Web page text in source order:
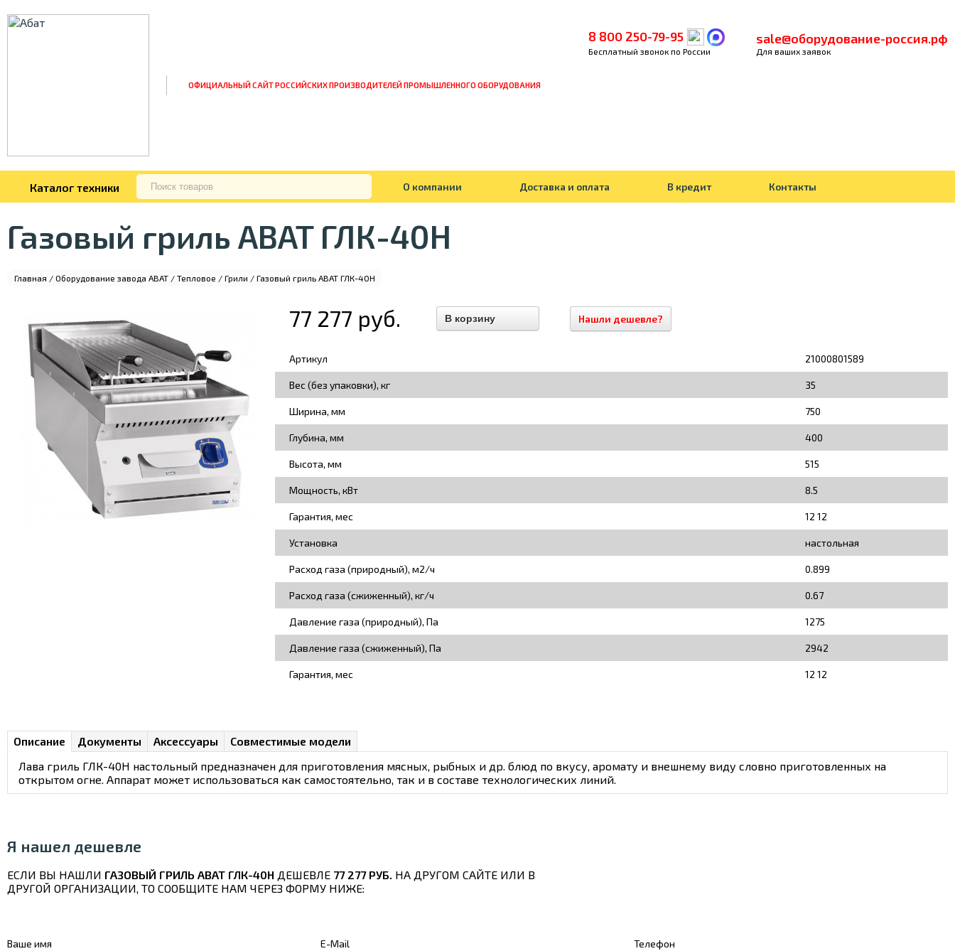
ОФИЦИАЛЬНЫЙ САЙТ РОССИЙСКИХ ПРОИЗВОДИТЕЛЕЙ ПРОМЫШЛЕННОГО ОБОРУДОВАНИЯ
8 800 250-79-95
Бесплатный звонок по России
sale@оборудование-россия.рф
Для ваших заявок
Каталог техники О компании Доставка и оплата В кредит Контакты
Газовый гриль ABAT ГЛК-40Н
Главная / Оборудование завода ABAT / Тепловое / Грили / Газовый гриль ABAT ГЛК-40Н
77 277 руб. Нашли дешевле?
Артикул 21000801589
Вес (без упаковки), кг 35
Ширина, мм 750
Глубина, мм 400
Высота, мм 515
Мощность, кВт 8.5
Гарантия, мес 12 12
Установка настольная
Расход газа (природный), м2/ч 0.899
Расход газа (сжиженный), кг/ч 0.67
Давление газа (природный), Па 1275
Давление газа (сжиженный), Па 2942
Гарантия, мес 12 12
Описание Документы Аксессуары
Совместимые модели
Лава гриль ГЛК-40Н настольный предназначен для приготовления мясных, рыбных и др. блюд по вкусу, аромату и внешнему виду словно приготовленных на
открытом огне. Аппарат может использоваться как самостоятельно, так и в составе технологических линий.
Я нашел дешевле
ЕСЛИ ВЫ НАШЛИ ГАЗОВЫЙ ГРИЛЬ ABAT ГЛК-40Н ДЕШЕВЛЕ 77 277 РУБ. НА ДРУГОМ САЙТЕ ИЛИ В
ДРУГОЙ ОРГАНИЗАЦИИ, ТО СООБЩИТЕ НАМ ЧЕРЕЗ ФОРМУ НИЖЕ:
Ваше имя E-Mail Телефон